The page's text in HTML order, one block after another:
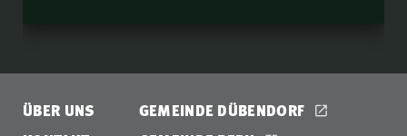
ÜBER UNS
GEMEINDE DÜBENDORF